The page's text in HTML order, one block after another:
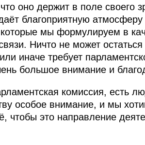
оно держит в поле своего
благоприятную
мы формулируем в
Ничто не может
иначе требует
большое внимание и
комиссия, есть
особое внимание, и мы
чтобы это направление